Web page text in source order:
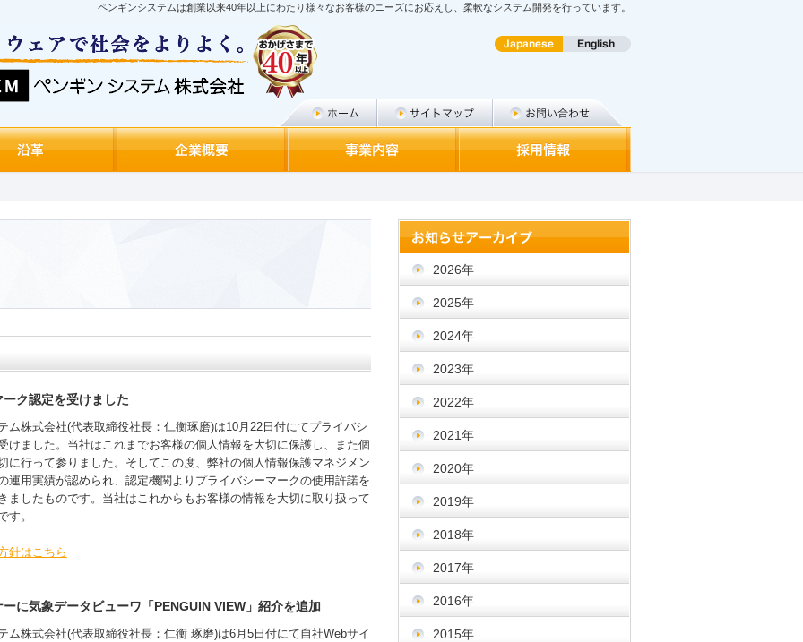
ペンギンシステムは創業以来40年以上にわたり様々なお客様のニーズにお応えし、柔軟なシステム開発を行っています。
ク認定を受けました
ム株式会社(代表取締役社長：仁衡琢磨)は10月22日付にてプライバシ
けました。当社はこれまでお客様の個人情報を大切に保護し、また個
に行って参りました。そしてこの度、弊社の個人情報保護マネジメン
運用実績が認められ、認定機関よりプライバシーマークの使用許諾を
ましたものです。当社はこれからもお客様の情報を大切に取り扱って
す。
針はこちら
に気象データビューワ「PENGUIN VIEW」紹介を追加
ム株式会社(代表取締役社長：仁衡 琢磨)は6月5日付にて自社Webサイ
2026年
2025年
2024年
2023年
2022年
2021年
2020年
2019年
2018年
2017年
2016年
2015年